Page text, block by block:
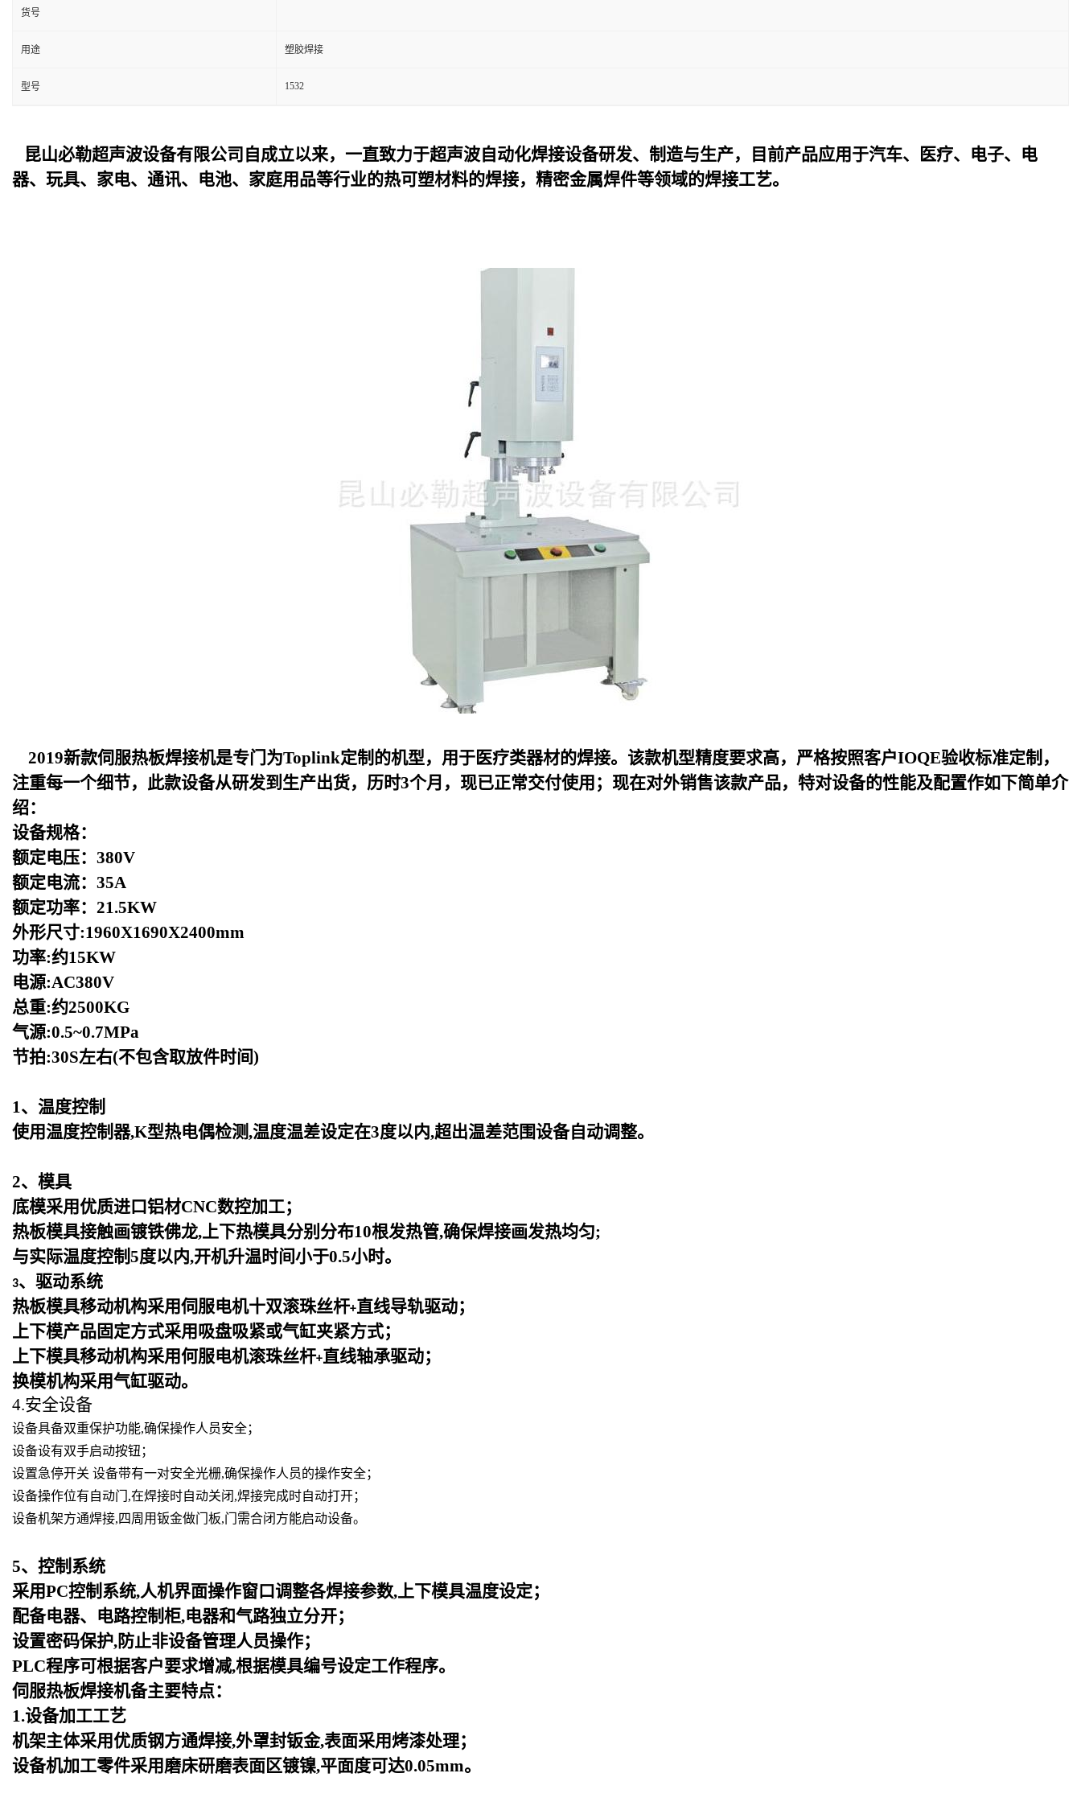
货号
用途 塑胶焊接
型号 1532
昆山必勒超声波设备有限公司自成立以来，一直致力于超声波自动化焊接设备研发、制造与生产，目前产品应用于汽车、医疗、电子、电
器、玩具、家电、通讯、电池、家庭用品等行业的热可塑材料的焊接，精密金属焊件等领域的焊接工艺。
2019新款伺服热板焊接机是专门为Toplink定制的机型，用于医疗类器材的焊接。该款机型精度要求高，严格按照客户IOQE验收标准定制，
注重每一个细节，此款设备从研发到生产出货，历时3个月，现已正常交付使用；现在对外销售该款产品，特对设备的性能及配置作如下简单介
绍：
设备规格：
额定电压：380V
额定电流：35A
额定功率：21.5KW
外形尺寸:1960X1690X2400mm
功率:约15KW
电源:AC380V
总重:约2500KG
气源:0.5~0.7MPa
节拍:30S左右(不包含取放件时间)
1、温度控制
使用温度控制器,K型热电偶检测,温度温差设定在3度以内,超出温差范围设备自动调整。
2、模具
底模采用优质进口铝材CNC数控加工；
热板模具接触画镀铁佛龙,上下热模具分别分布10根发热管,确保焊接画发热均匀;
与实际温度控制5度以内,开机升温时间小于0.5小时。
3、驱动系统
热板模具移动机构采用伺服电机十双滚珠丝杆+直线导轨驱动；
上下模产品固定方式采用吸盘吸紧或气缸夹紧方式；
上下模具移动机构采用何服电机滚珠丝杆+直线轴承驱动；
换模机构采用气缸驱动。
4.安全设备
设备具备双重保护功能,确保操作人员安全；
设备设有双手启动按钮；
设置急停开关 设备带有一对安全光栅,确保操作人员的操作安全；
设备操作位有自动门,在焊接时自动关闭,焊接完成时自动打开；
设备机架方通焊接,四周用钣金做门板,门需合闭方能启动设备。
5、控制系统
采用PC控制系统,人机界面操作窗口调整各焊接参数,上下模具温度设定；
配备电器、电路控制柜,电器和气路独立分开；
设置密码保护,防止非设备管理人员操作；
PLC程序可根据客户要求增减,根据模具编号设定工作程序。
伺服热板焊接机备主要特点：
1.设备加工工艺
机架主体采用优质钢方通焊接,外罩封钣金,表面采用烤漆处理；
设备机加工零件采用磨床研磨表面区镀镍,平面度可达0.05mm。